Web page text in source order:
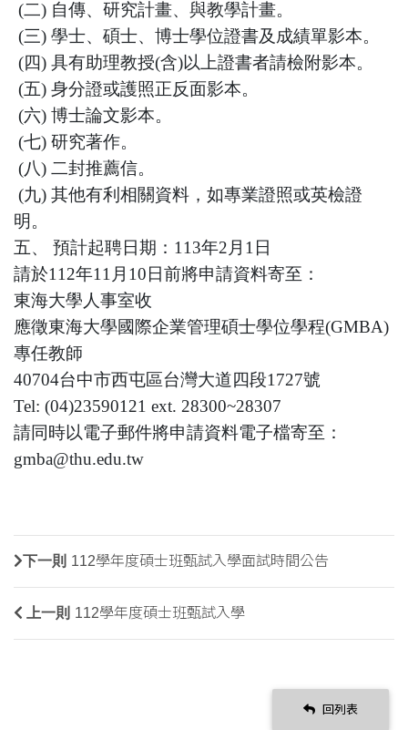
(二) 自傳、研究計畫、與教學計畫。
(三) 學士、碩士、博士學位證書及成績單影本。
(四) 具有助理教授(含)以上證書者請檢附影本。
(五) 身分證或護照正反面影本。
(六) 博士論文影本。
(七) 研究著作。
(八) 二封推薦信。
(九) 其他有利相關資料，如專業證照或英檢證
明。
五、 預計起聘日期：113年2月1日
請於112年11月10日前將申請資料寄至：
東海大學人事室收
應徵東海大學國際企業管理碩士學位學程(GMBA)
專任教師
40704台中市西屯區台灣大道四段1727號
Tel: (04)23590121 ext. 28300~28307
請同時以電子郵件將申請資料電子檔寄至：
gmba@thu.edu.tw
下一則 112學年度碩士班甄試入學面試時間公告
上一則 112學年度碩士班甄試入學
回列表